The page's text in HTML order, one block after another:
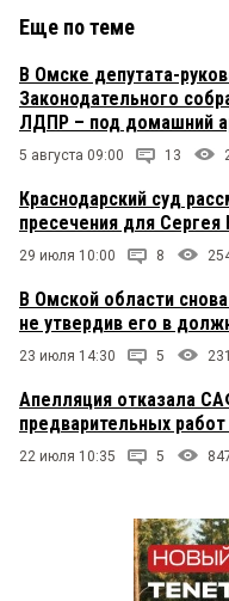
Еще по теме
В Омске депутата-
Законодательного
ЛДПР – под домашний
5 августа 09:00 13
Краснодарский суд
пресечения для
29 июля 10:00 8
В Омской области
не утвердив его в
23 июля 14:30 5
Апелляция отказала
предварительных
22 июля 10:35 5